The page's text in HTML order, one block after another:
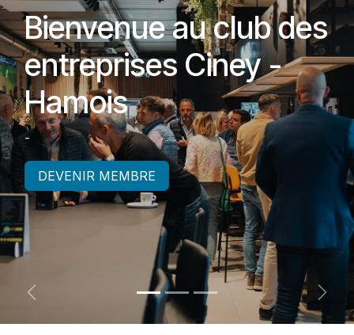
Bienvenue au club des
entreprises Ciney -
Hamois
-
DEVENIR MEMBRE
Précédent